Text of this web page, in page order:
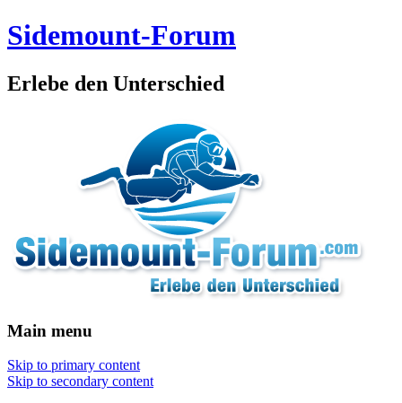
Sidemount-Forum
Erlebe den Unterschied
Main menu
Skip to primary content
Skip to secondary content